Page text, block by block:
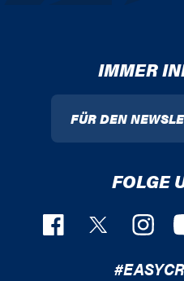
IMMER
FÜR DEN
FOLGE